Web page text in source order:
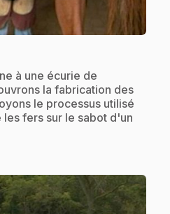
à une écurie de
la fabrication des
le processus utilisé
fers sur le sabot d'un